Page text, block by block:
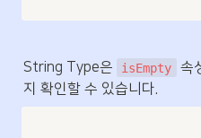
String Type은 isEmpty
속
지 확인할 수 있습니다.